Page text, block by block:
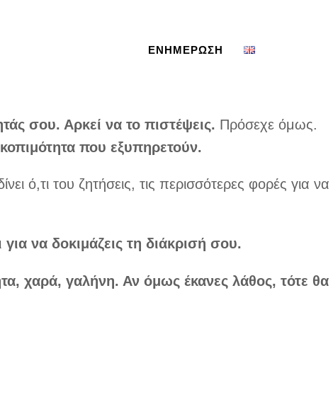
ΕΝΗΜΕΡΩΣΗ
σου. Αρκεί να το πιστέψεις. Πρόσεχε όμως.
που εξυπηρετούν.
ό,τι του ζητήσεις, τις περισσότερες φορές για να
για να δοκιμά­ζεις τη διάκρισή σου.
χαρά, γα­λήνη. Αν όμως έκανες λάθος, τότε θα